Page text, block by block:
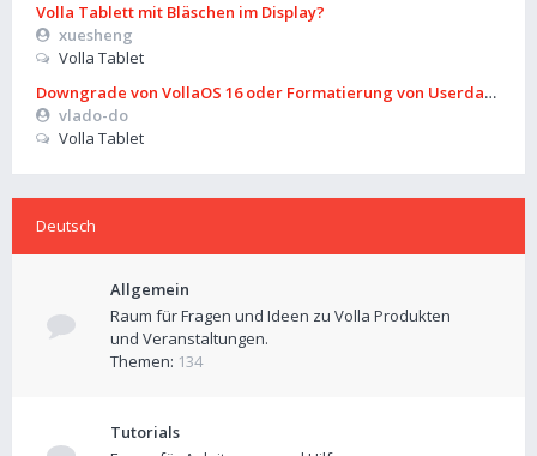
Volla Tablett mit Bläschen im Display?
xuesheng
Volla Tablet
Downgrade von VollaOS 16 oder Formatierung von Userdata
vlado-do
Volla Tablet
Deutsch
Allgemein
Raum für Fragen und Ideen zu Volla Produkten
und Veranstaltungen.
Themen: 134
Tutorials